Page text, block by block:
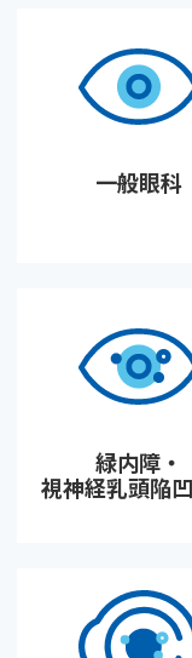
一般眼科
緑内障・
視神経乳頭陥